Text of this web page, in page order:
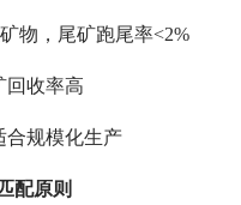
物，尾矿跑尾率<2%
回收率高
合规模化生产
配原则